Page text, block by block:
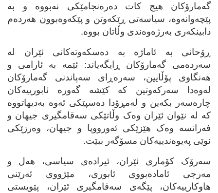
گه‌مارۆکان هیچ کات ده‌ره‌نجامێکی نه‌بووه‌ و به‌
پێچه‌وانه‌وه‌، سیاسه‌تی ڕێکه‌وتن و پێکه‌وه‌بوون هه‌رده‌م
دابینکه‌ری به‌رژه‌وه‌ندی وڵاتان بووه‌.
ڕۆحانی به‌ ئاماژه‌ به‌ ده‌سکه‌وته‌کانی ئێران له‌
سه‌رده‌می گه‌مارۆکان ڕایگه‌یاند: ئێمه‌ به‌ ئارامی و
هه‌نگاوی پۆڵایین، سه‌ره‌ڕای سه‌پاندنی گه‌مارۆکان
له‌وه‌دا سه‌رکه‌وتین که‌ کێشه‌ گه‌وره‌ ئابورییه‌کان
چاره‌سه‌ر بکه‌ین و له‌مڕۆدا ده‌سپێکی ئه‌وه‌ به‌دیهاتووه‌
که‌ له‌ نێوان ئێران وه‌ک وڵاتێکی سه‌قامگیری جیهان و
فه‌رانسه‌ وه‌ک هێزێکی ئه‌ورووپا و جیهان، وه‌رزێکی
نوێی په‌یوه‌ندییه‌کان مسۆگه‌ر ببێت.
سه‌رۆک کۆماری ئێران، ئیراده‌ی سیاسی، هه‌ل و
مه‌رجی ئاماده‌بووی ئابوری، مێژووی ئه‌رێنی
هاوکارییه‌کان، پێگه‌ی سه‌قامگیری ئێران، پێویستی